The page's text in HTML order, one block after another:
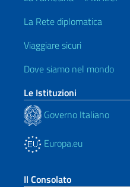
La Rete diplomatica
Viaggiare sicuri
Dove siamo nel mondo
Le Istituzioni
Governo Italiano
Europa.eu
Il Consolato